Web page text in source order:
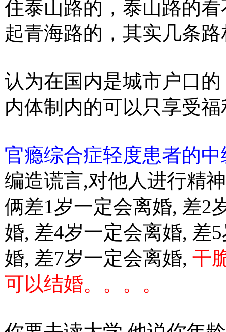
住泰山路的，泰山路的
起青海路的，其实几条
认为在国内是城市户口
内体制内的可以只享受
官瘾综合症轻度患者的
编造谎言,对他人进行精
俩差1岁一定会离婚, 差2
婚, 差4岁一定会离婚, 差
婚, 差7岁一定会离婚, 干
可以结婚。。。。